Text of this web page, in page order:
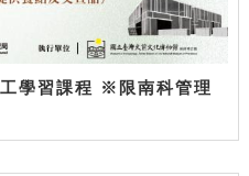
學習課程 ※限南科管理